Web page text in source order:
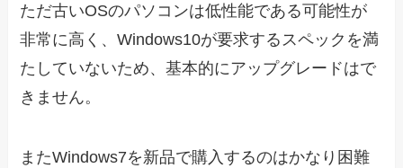
ただ古いOSのパソコンは低性能である可能性が
非常に高く、Windows10が要求するスペックを満
たしていないため、基本的にアップグレードはで
きません。
またWindows7を新品で購入するのはかなり困難